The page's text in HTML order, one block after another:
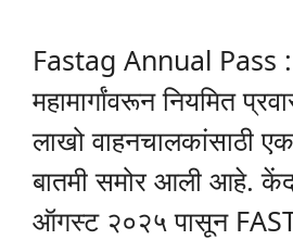
Fastag Annual Pass :
महामार्गांवरून नियमित
लाखो वाहनचालकांसाठी
बातमी समोर आली आहे.
ऑगस्ट २०२५ पासून